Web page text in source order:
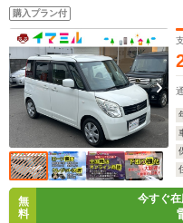
購入プラン付
無
料
今すぐ